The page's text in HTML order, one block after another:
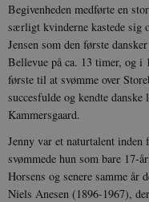
Begivenheden medførte en
særligt kvinderne kastede sig
Jensen som den første
Bellevue på ca. 13 timer, og
første til at svømme over
succesfulde og kendte
Kammersgaard.
Jenny var et naturtalent inden
svømmede hun som bare 17-
Horsens og senere samme
Niels Anesen (1896-1967),